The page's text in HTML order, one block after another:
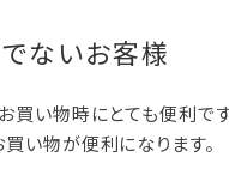
ないお客様
買い物時にとても便利です
い物が便利になります。